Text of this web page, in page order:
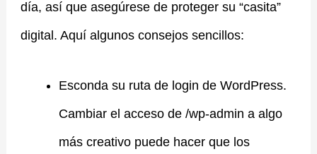
día, así que asegúrese de proteger su “casita”
digital. Aquí algunos consejos sencillos:
Esconda su ruta de login de WordPress.
Cambiar el acceso de /wp-admin a algo
más creativo puede hacer que los